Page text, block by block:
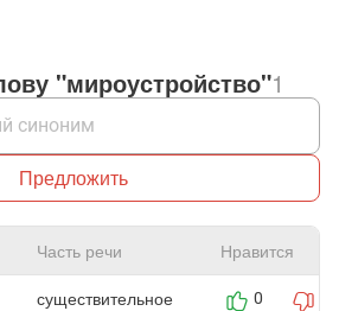
"мироустройство"1
Предложить
Часть речи Нравится
существительное 0